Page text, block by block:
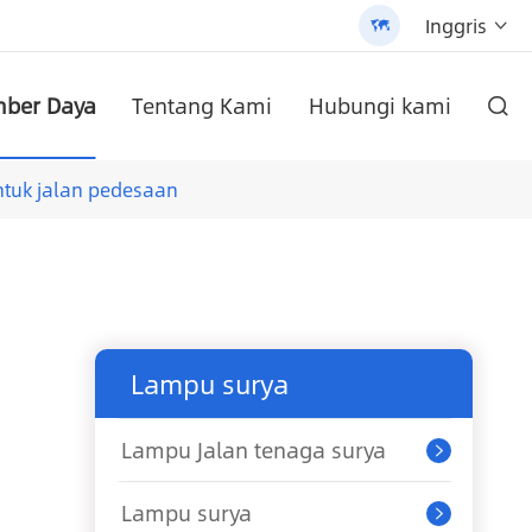
 Inggris 
Daya Tentang Kami Hubungi kami 
jalan pedesaan
Lampu surya
Lampu Jalan tenaga surya 
Lampu surya 